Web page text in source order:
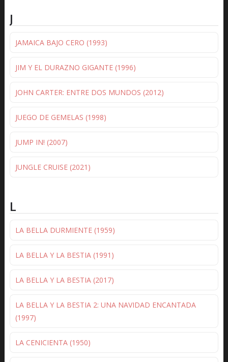
J
JAMAICA BAJO CERO (1993)
JIM Y EL DURAZNO GIGANTE (1996)
JOHN CARTER: ENTRE DOS MUNDOS (2012)
JUEGO DE GEMELAS (1998)
JUMP IN! (2007)
JUNGLE CRUISE (2021)
L
LA BELLA DURMIENTE (1959)
LA BELLA Y LA BESTIA (1991)
LA BELLA Y LA BESTIA (2017)
LA BELLA Y LA BESTIA 2: UNA NAVIDAD ENCANTADA
(1997)
LA CENICIENTA (1950)